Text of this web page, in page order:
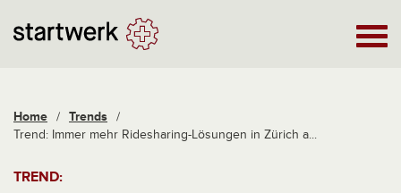
Home / Trends /
Trend: Immer mehr Ridesharing-Lösungen in Zürich a...
TREND: